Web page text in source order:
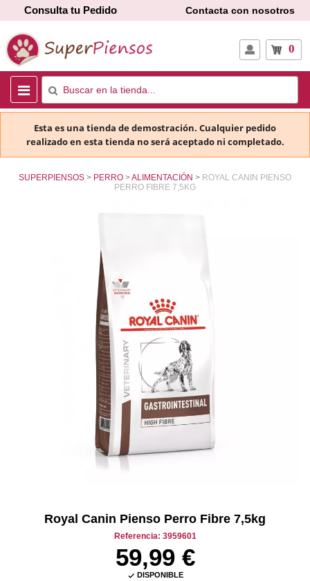
Consulta tu Pedido Contacta con nosotros
0
Esta es una tienda de demostración. Cualquier pedido
realizado en esta tienda no será aceptado ni completado.
SUPERPIENSOS PERRO ALIMENTACIÓN
ROYAL CANIN PIENSO
PERRO FIBRE 7,5KG
Royal Canin Pienso Perro Fibre 7,5kg
Referencia: 3959601
59,99 €
 DISPONIBLE